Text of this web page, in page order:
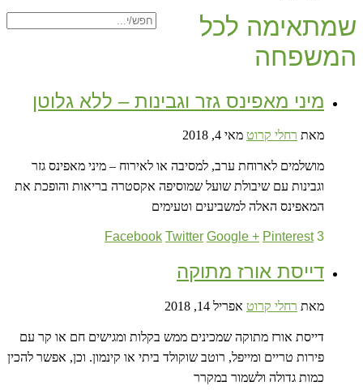
שמתאימה לכל
המשפחה
מיני מאפינס גזר וגבינות – ללא גלוטן
מאת רחלי קרוט מאי 4, 2018
מושלמים לארוחת ערב, למסיבה או לאירוח – מיני מאפינס גזר
וגבינות עם שיבולת שועל שמוסיפה אקסטרה בריאות והופכת את
המאפינס האלה למשביעים וטעימים
3
Facebook Twitter Google + Pinterest
דייסת אורז מתוקה
מאת רחלי קרוט אפריל 14, 2018
דייסת אורז מתוקה שמכינים ממש בקלות ומגישים חם או קר עם
פירות טריים ומייפל, רוטב שוקולד ביתי או קינמון. וכן, אפשר להכין
כמות גדולה ולשמור במקרר